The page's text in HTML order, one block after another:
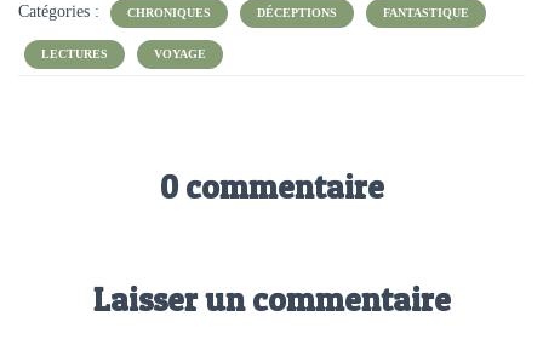
Catégories : CHRONIQUES DÉCEPTIONS FANTASTIQUE
LECTURES VOYAGE
0 commentaire
Laisser un commentaire